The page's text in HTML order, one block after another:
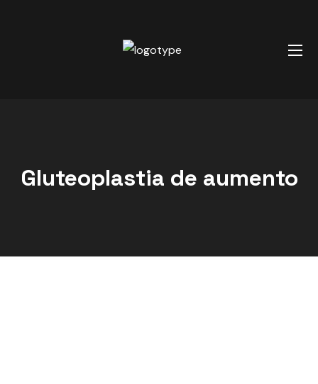
Gluteoplastia de aumento